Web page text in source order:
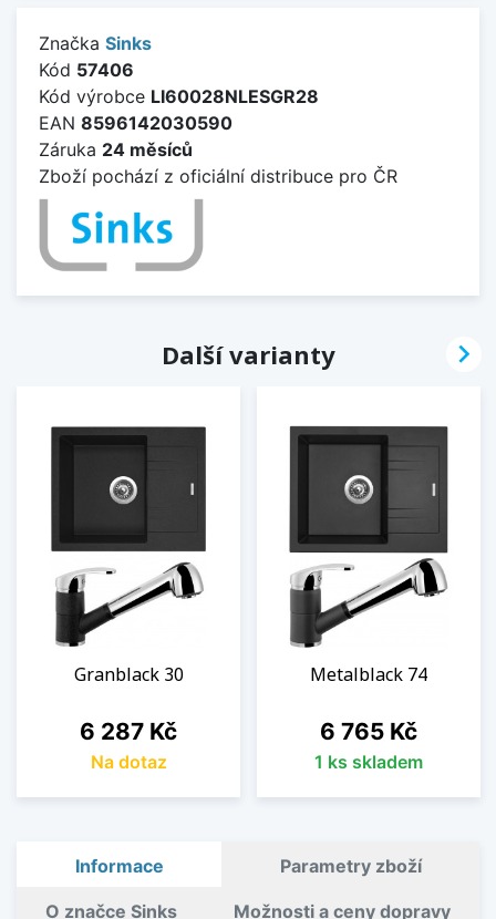
Značka Sinks
Kód 57406
Kód výrobce LI60028NLESGR28
EAN 8596142030590
Záruka 24 měsíců
Zboží pochází z oficiální distribuce pro ČR
Další varianty
Granblack 30
Cena
6 287 Kč
Na dotaz
Metalblack 74
Cena
6 765 Kč
1 ks skladem

Informace Parametry zboží
O značce Sinks Možnosti a ceny dopravy